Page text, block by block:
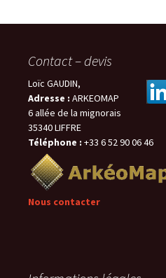
Contact – devis
Loïc GAUDIN,
Adresse : ARKEOMAP
6 allée de la mignorais
35340 LIFFRE
Téléphone : +33 6 52 90 06 46
Nous contacter